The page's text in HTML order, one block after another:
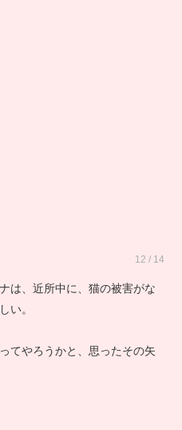
12 / 14
は、近所中に、猫の被害がな
い。
てやろうかと、思ったその矢